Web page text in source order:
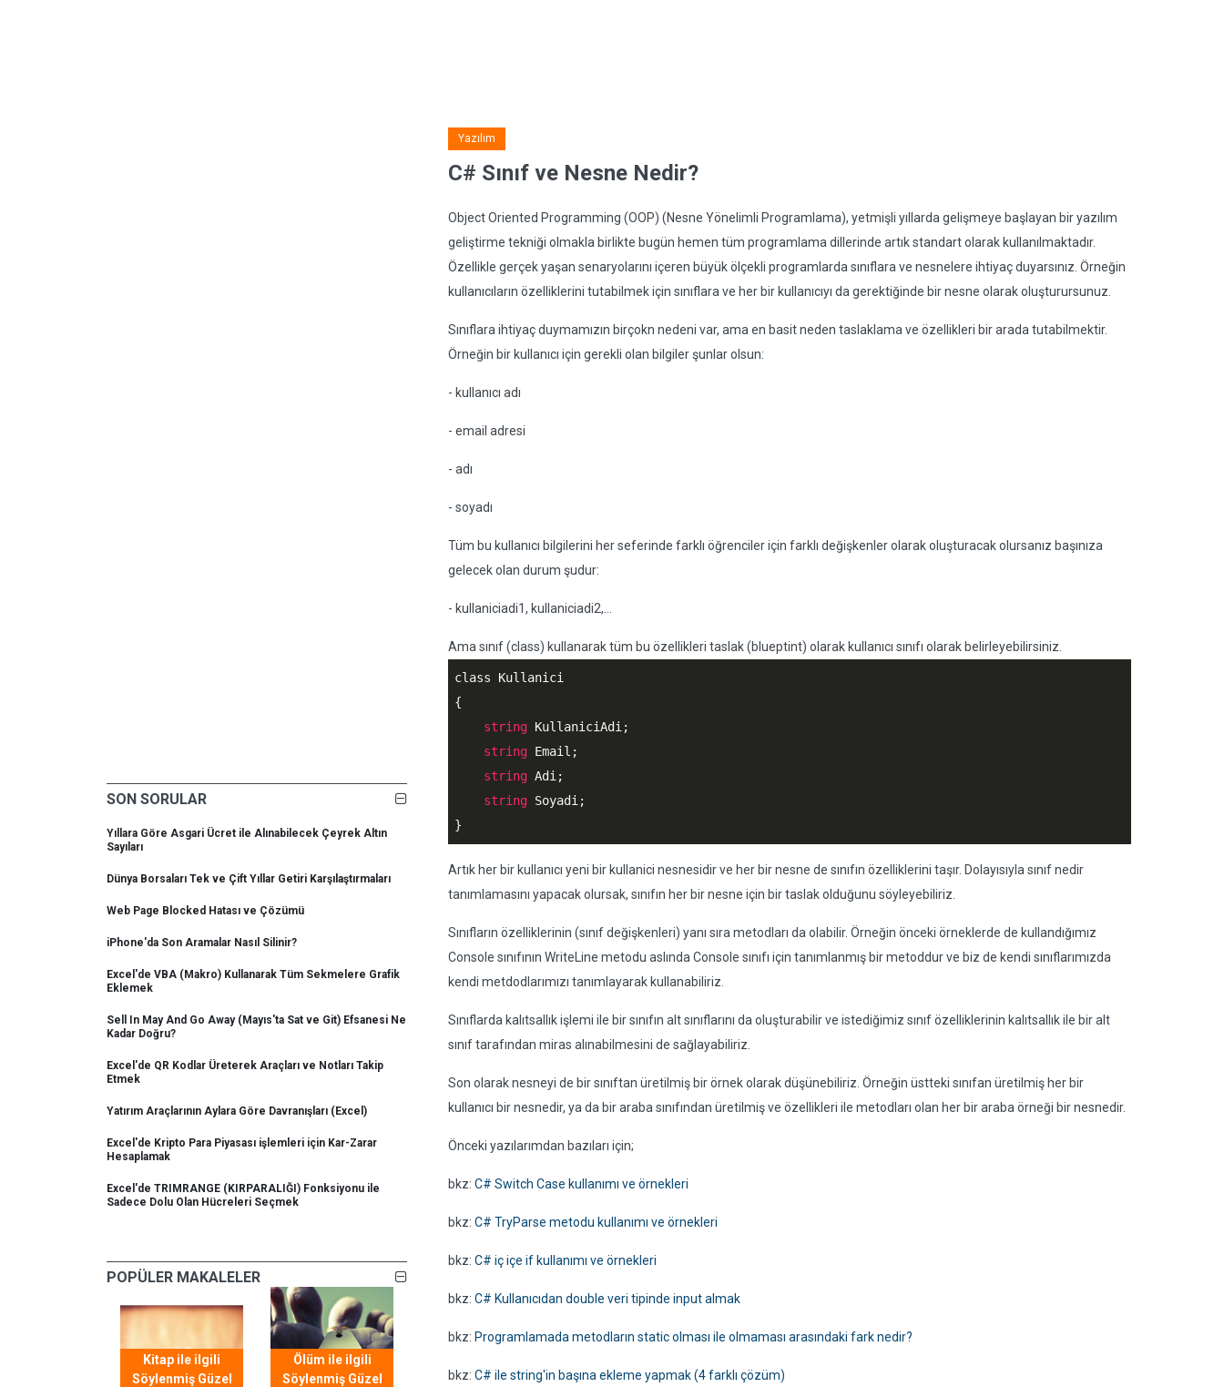
SON SORULAR
Yıllara Göre Asgari Ücret ile Alınabilecek Çeyrek Altın
Sayıları
Dünya Borsaları Tek ve Çift Yıllar Getiri Karşılaştırmaları
Web Page Blocked Hatası ve Çözümü
iPhone'da Son Aramalar Nasıl Silinir?
Excel'de VBA (Makro) Kullanarak Tüm Sekmelere Grafik
Eklemek
Sell In May And Go Away (Mayıs'ta Sat ve Git) Efsanesi Ne
Kadar Doğru?
Excel'de QR Kodlar Üreterek Araçları ve Notları Takip
Etmek
Yatırım Araçlarının Aylara Göre Davranışları (Excel)
Excel'de Kripto Para Piyasası işlemleri için Kar-Zarar
Hesaplamak
Excel'de TRIMRANGE (KIRPARALIĞI) Fonksiyonu ile
Sadece Dolu Olan Hücreleri Seçmek
POPÜLER MAKALELER
Kitap ile ilgili
Söylenmiş Güzel
Ölüm ile ilgili
Söylenmiş Güzel
Yazılım
C# Sınıf ve Nesne Nedir?
Object Oriented Programming (OOP) (Nesne Yönelimli Programlama), yetmişli yıllarda gelişmeye başlayan bir yazılım
geliştirme tekniği olmakla birlikte bugün hemen tüm programlama dillerinde artık standart olarak kullanılmaktadır.
Özellikle gerçek yaşan senaryolarını içeren büyük ölçekli programlarda sınıflara ve nesnelere ihtiyaç duyarsınız. Örneğin
kullanıcıların özelliklerini tutabilmek için sınıflara ve her bir kullanıcıyı da gerektiğinde bir nesne olarak oluşturursunuz.
Sınıflara ihtiyaç duymamızın birçokn nedeni var, ama en basit neden taslaklama ve özellikleri bir arada tutabilmektir.
Örneğin bir kullanıcı için gerekli olan bilgiler şunlar olsun:
- kullanıcı adı
- email adresi
- adı
- soyadı
Tüm bu kullanıcı bilgilerini her seferinde farklı öğrenciler için farklı değişkenler olarak oluşturacak olursanız başınıza
gelecek olan durum şudur:
- kullaniciadi1, kullaniciadi2,...
Ama sınıf (class) kullanarak tüm bu özellikleri taslak (blueptint) olarak kullanıcı sınıfı olarak belirleyebilirsiniz.
class Kullanici
{
string KullaniciAdi;
string Email;
string Adi;
string Soyadi;
}
Artık her bir kullanıcı yeni bir kullanici nesnesidir ve her bir nesne de sınıfın özelliklerini taşır. Dolayısıyla sınıf nedir
tanımlamasını yapacak olursak, sınıfın her bir nesne için bir taslak olduğunu söyleyebiliriz.
Sınıfların özelliklerinin (sınıf değişkenleri) yanı sıra metodları da olabilir. Örneğin önceki örneklerde de kullandığımız
Console sınıfının WriteLine metodu aslında Console sınıfı için tanımlanmış bir metoddur ve biz de kendi sınıflarımızda
kendi metdodlarımızı tanımlayarak kullanabiliriz.
Sınıflarda kalıtsallık işlemi ile bir sınıfın alt sınıflarını da oluşturabilir ve istediğimiz sınıf özelliklerinin kalıtsallık ile bir alt
sınıf tarafından miras alınabilmesini de sağlayabiliriz.
Son olarak nesneyi de bir sınıftan üretilmiş bir örnek olarak düşünebiliriz. Örneğin üstteki sınıfan üretilmiş her bir
kullanıcı bir nesnedir, ya da bir araba sınıfından üretilmiş ve özellikleri ile metodları olan her bir araba örneği bir nesnedir.
Önceki yazılarımdan bazıları için;
bkz: C# Switch Case kullanımı ve örnekleri
bkz: C# TryParse metodu kullanımı ve örnekleri
bkz: C# iç içe if kullanımı ve örnekleri
bkz: C# Kullanıcıdan double veri tipinde input almak
bkz: Programlamada metodların static olması ile olmaması arasındaki fark nedir?
bkz: C# ile string'in başına ekleme yapmak (4 farklı çözüm)